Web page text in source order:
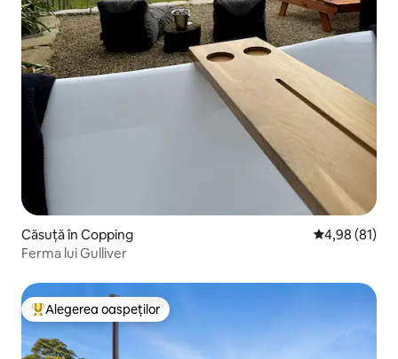
Căsuță în Copping Scor mediu
4,98 (81)
Ferma lui Gulliver
Locuință din topul categoriei Alegerea oaspeților
Alegerea oaspeților